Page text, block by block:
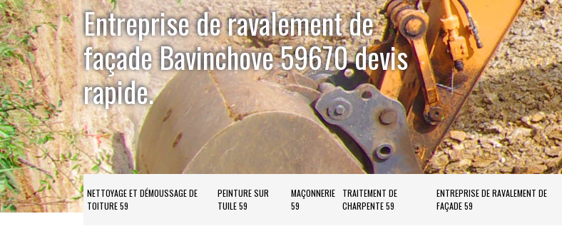
Entreprise de ravalement de
façade Bavinchove 59670 devis
rapide.
NETTOYAGE ET DÉMOUSSAGE DE
TOITURE 59
PEINTURE SUR
TUILE 59
MAÇONNERIE
59
TRAITEMENT DE
CHARPENTE 59
ENTREPRISE DE RAVALEMENT DE
FAÇADE 59